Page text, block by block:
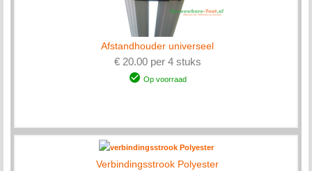
Afstandhouder universeel
€ 20.00 per 4 stuks
Op voorraad
Verbindingsstrook Polyester